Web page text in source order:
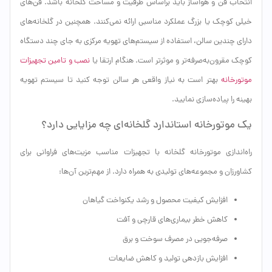
انتخاب فن و هواساز باید براساس ظرفیت و مساحت گلخانه باشد. فن‌های
خیلی کوچک یا بزرگ عملکرد مناسبی ارائه نمی‌کنند. همچنین در گلخانه‌های
دارای چندین سالن، استفاده از سیستم‌های تهویه مرکزی به جای چند دستگاه
کوچک مقرون‌به‌صرفه‌تر و موثرتر است. هنگام ارتقا یا نصب و تامین تجهیزات
موتورخانه بهتر است به نیاز واقعی هر سالن توجه کنید تا سیستم تهویه
بهینه را پیاده‌سازی نمایید.
یک موتورخانه استاندارد گلخانه‌ای چه مزایایی دارد؟
راه‌اندازی موتورخانه گلخانه با تجهیزات مناسب مزیت‌های فراوانی برای
کشاورزان و مجموعه‌های تولیدی به همراه دارد. از مهم‌ترین آن‌ها:
افزایش کیفیت محصول و رشد یکنواخت گیاهان
کاهش خطر بیماری‌های قارچی و آفت
صرفه‌جویی در مصرف سوخت و برق
افزایش بازدهی تولید و کاهش ضایعات